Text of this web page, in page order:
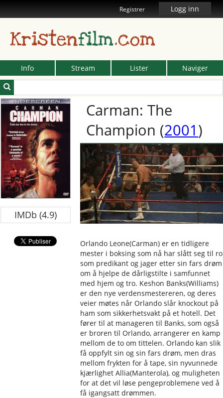
Registrer Logg inn
Kristenfilm.com
Info Stream Lister Naviger
IMDb (4.9)
Carman: The
Champion (2001)
Orlando Leone(Carman) er en tidligere
mester i boksing som nå har slått seg til ro
som predikant og jager etter sin fars drøm
om å hjelpe de dårligstilte i samfunnet
med hjem og tro. Keshon Banks(Williams)
er den nye verdensmestereren, og deres
veier møtes når Orlando slår knockout på
ham som sikkerhetsvakt på et hotell. Det
fører til at manageren til Banks, som også
er broren til Orlando, arrangerer en kamp
mellom de to om tittelen. Orlando kan slik
få oppfylt sin og sin fars drøm, men dras
mellom frykten for å tape, sin nyvunnede
kjærlighet Allia(Manterola), og muligheten
for at det vil løse pengeproblemene ved å
få igangsatt drømmen.